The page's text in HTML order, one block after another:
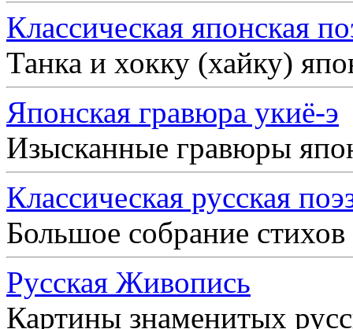
Классическая японская
Танка и хокку (хайку)
Японская гравюра укиё-э
Изысканные гравюры
Классическая русская
Большое собрание
Русская Живопись
Картины знаменитых